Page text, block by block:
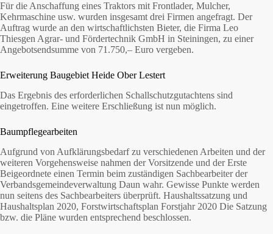
Für die Anschaffung eines Traktors mit Frontlader, Mulcher,
Kehrmaschine usw. wurden insgesamt drei Firmen angefragt. Der
Auftrag wurde an den wirtschaftlichsten Bieter, die Firma Leo
Thiesgen Agrar- und Fördertechnik GmbH in Steiningen, zu einer
Angebotsendsumme von 71.750,– Euro vergeben.
Erweiterung Baugebiet Heide Ober Lestert
Das Ergebnis des erforderlichen Schallschutzgutachtens sind
eingetroffen. Eine weitere Erschließung ist nun möglich.
Baumpflegearbeiten
Aufgrund von Aufklärungsbedarf zu verschiedenen Arbeiten und der
weiteren Vorgehensweise nahmen der Vorsitzende und der Erste
Beigeordnete einen Termin beim zuständigen Sachbearbeiter der
Verbandsgemeindeverwaltung Daun wahr. Gewisse Punkte werden
nun seitens des Sachbearbeiters überprüft. Haushaltssatzung und
Haushaltsplan 2020, Forstwirtschaftsplan Forstjahr 2020 Die Satzung
bzw. die Pläne wurden entsprechend beschlossen.